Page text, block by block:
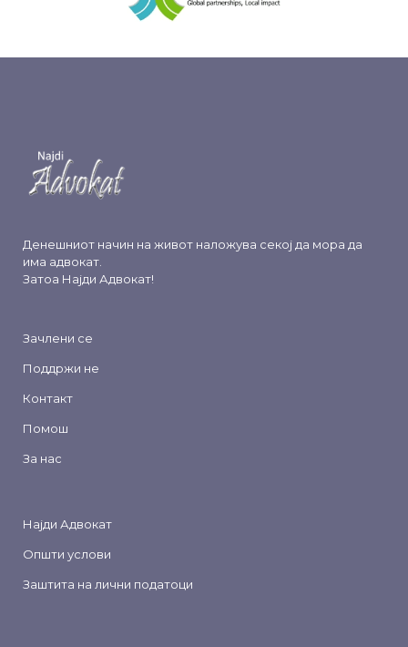
Денешниот начин на живот наложува секој да мора да
има адвокат.
Затоа Најди Адвокат!
Зачлени се
Поддржи не
Контакт
Помош
За нас
Најди Адвокат
Општи услови
Заштита на лични податоци